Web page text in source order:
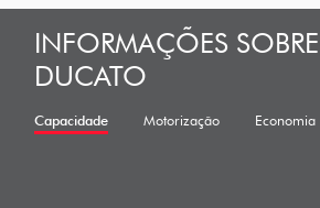
INFORMAÇÕES
DUCATO
Capacidade Motorização Economia